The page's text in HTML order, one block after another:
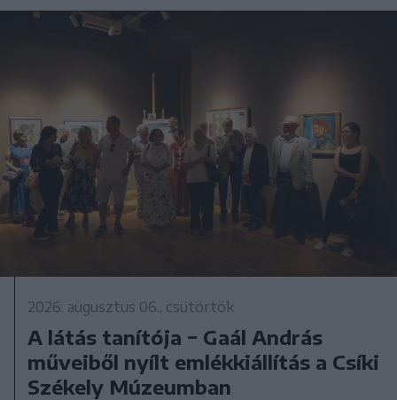
2026. augusztus 06., csütörtök
A látás tanítója − Gaál András
műveiből nyílt emlékkiállítás a Csíki
Székely Múzeumban